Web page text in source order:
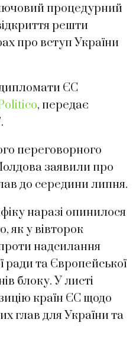
процедурний
решти
про вступ України
ЄС
, передає
переговорного
заявили про
до середини липня.
наразі опинилося
як у вівторок
надсилання
ради та Європейської
блоку. У листі
країн ЄС щодо
глав для України та